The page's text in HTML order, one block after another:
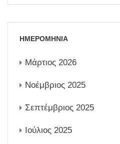
ΗΜΕΡΟΜΗΝΙΑ
Μάρτιος 2026
Νοέμβριος 2025
Σεπτέμβριος 2025
Ιούλιος 2025